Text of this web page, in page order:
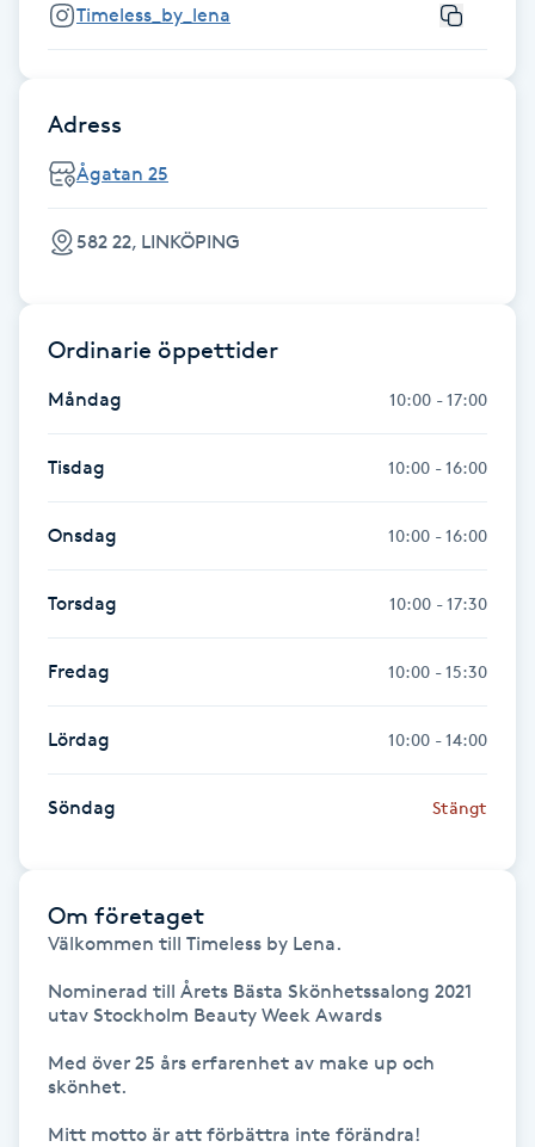
Face framing
Faceliftmassage
Fet hårbotten
Fettreducering
Fibromassage
Fransborttagning
Fransfärgning
Fransförlängning Volym
Fransk manikyr
Timeless_by_lena
Adress
Ågatan 25
582 22, LINKÖPING
Ordinarie öppettider
Måndag 10:00 - 17:00
Tisdag 10:00 - 16:00
Onsdag 10:00 - 16:00
Torsdag 10:00 - 17:30
Fredag 10:00 - 15:30
Lördag 10:00 - 14:00
Söndag Stängt
Om företaget
Välkommen till Timeless by Lena.
Nominerad till Årets Bästa Skönhetssalong 2021
utav Stockholm Beauty Week Awards
Med över 25 års erfarenhet av make up och
skönhet.
Mitt motto är att förbättra inte förändra!